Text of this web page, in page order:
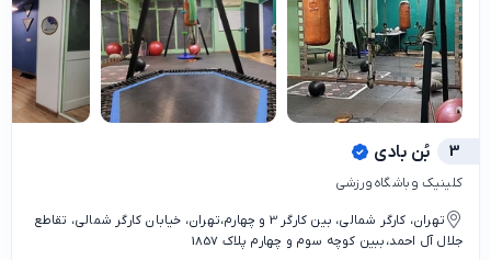
3 بُن بادی
کلینیک و باشگاه ورزشی
تهران، کارگر شمالی، بین کارگر 3 و چهارم،تهران، خیابان کارگر شمالی، تقاطع
جلال آل احمد،ببین کوچه سوم و چهارم پلاک 1857